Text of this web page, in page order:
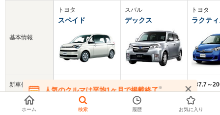
基本情報
新車価格
中古車
平均価格
トヨタ
スペイド
49.2万円
スバル
デックス
143.9～188.8万円
47.2万円
トヨタ
ラクテ
137.7～
52.8万円
人気のクルマは平均1ヶ月で掲載終了※
在庫が無くなる前にお問い合わせください
ホーム 検索 履歴 お気に入り